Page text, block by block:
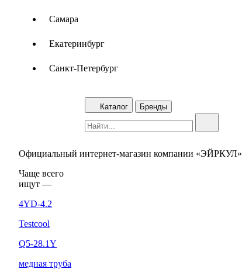
Самара
Екатеринбург
Санкт-Петербург
Каталог Бренды
Официальный интернет-магазин компании «ЭЙРКУЛ»
Чаще вcего
ищут —
4YD-4.2
Testcool
Q5-28.1Y
медная труба